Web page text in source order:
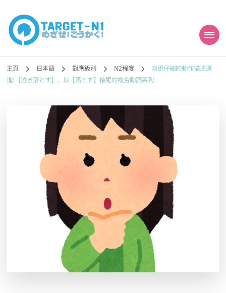
目標!!日本語能力試
N1合格
勉強コンテンツも追加予定!!】
主頁 日本語 對應級別 N2程度
向更仔細的動作描述邁
進!【泣き落とす】、以【落とす】接尾的複合動詞系列